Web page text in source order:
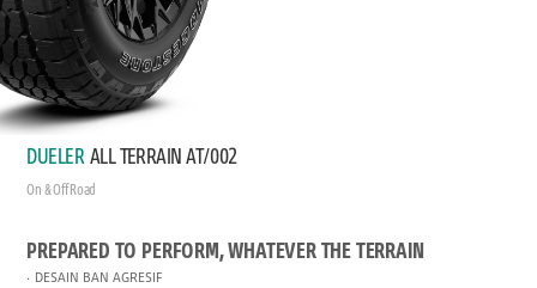
DUELER ALL TERRAIN AT/002
On & Off Road
PREPARED TO PERFORM, WHATEVER THE TERRAIN
DESAIN BAN AGRESIF